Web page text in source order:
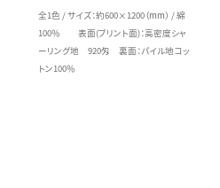
全1色 / サイズ：約600×1200（mm） / 綿
100％ 表面(プリント面)：高密度シャ
ーリング地 920匁 裏面：パイル地コッ
トン100％